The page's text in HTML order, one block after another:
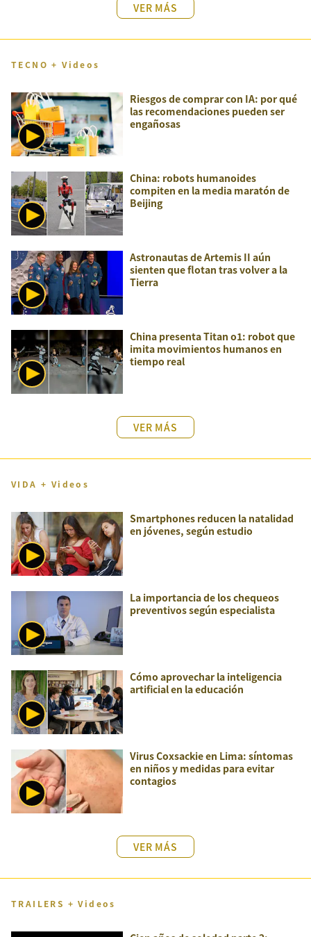
VER MÁS
TECNO + Videos
Riesgos de comprar con IA: por qué
las recomendaciones pueden ser
engañosas
China: robots humanoides
compiten en la media maratón de
Beijing
Astronautas de Artemis II aún
sienten que flotan tras volver a la
Tierra
China presenta Titan o1: robot que
imita movimientos humanos en
tiempo real
VER MÁS
VIDA + Videos
Smartphones reducen la natalidad
en jóvenes, según estudio
La importancia de los chequeos
preventivos según especialista
Cómo aprovechar la inteligencia
artificial en la educación
Virus Coxsackie en Lima: síntomas
en niños y medidas para evitar
contagios
VER MÁS
TRAILERS + Videos